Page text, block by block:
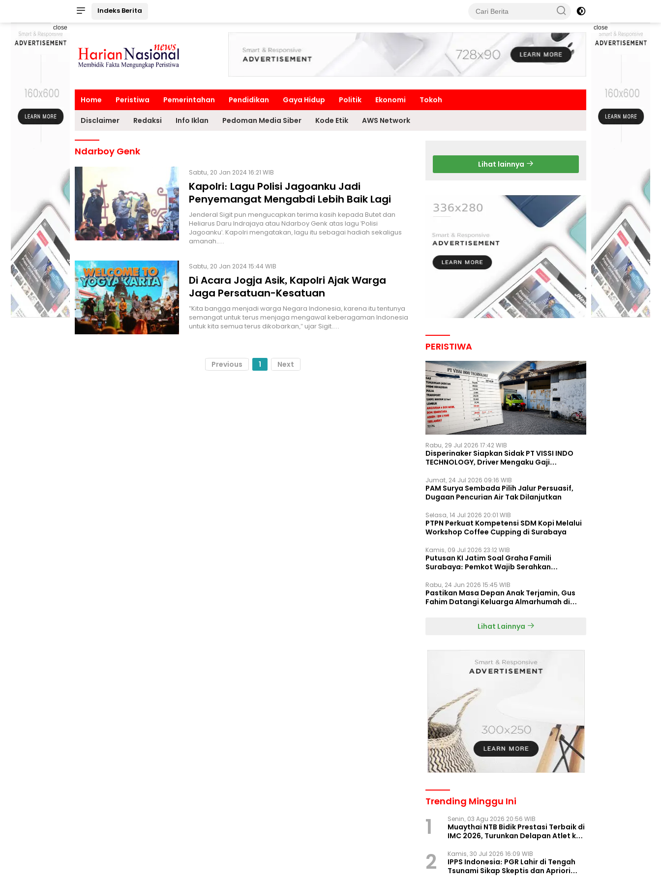
Indeks Berita
close close
Home Peristiwa Pemerintahan Pendidikan Gaya Hidup Politik Ekonomi Tokoh
Disclaimer Redaksi Info Iklan Pedoman Media Siber Kode Etik AWS Network
Ndarboy Genk
Sabtu, 20 Jan 2024 16:21 WIB
Kapolri: Lagu Polisi Jagoanku Jadi
Penyemangat Mengabdi Lebih Baik Lagi
Jenderal Sigit pun mengucapkan terima kasih kepada Butet dan
Heliarus Daru Indrajaya atau Ndarboy Genk atas lagu 'Polisi
Jagoanku'. Kapolri mengatakan, lagu itu sebagai hadiah sekaligus
amanah.…
Sabtu, 20 Jan 2024 15:44 WIB
Di Acara Jogja Asik, Kapolri Ajak Warga
Jaga Persatuan-Kesatuan
"Kita bangga menjadi warga Negara Indonesia, karena itu tentunya
semangat untuk terus menjaga mengawal keberagaman Indonesia
untuk kita semua terus dikobarkan," ujar Sigit.…
Previous 1 Next
Lihat lainnya
PERISTIWA
Rabu, 29 Jul 2026 17:42 WIB
Disperinaker Siapkan Sidak PT VISSI INDO
TECHNOLOGY, Driver Mengaku Gaji
Jumat, 24 Jul 2026 09:16 WIB
PAM Surya Sembada Pilih Jalur Persuasif,
Dugaan Pencurian Air Tak Dilanjutkan
Selasa, 14 Jul 2026 20:01 WIB
PTPN Perkuat Kompetensi SDM Kopi Melalui
Workshop Coffee Cupping di Surabaya
Kamis, 09 Jul 2026 23:12 WIB
Putusan KI Jatim Soal Graha Famili
Surabaya: Pemkot Wajib Serahkan
Rabu, 24 Jun 2026 15:45 WIB
Pastikan Masa Depan Anak Terjamin, Gus
Fahim Datangi Keluarga Almarhumah di
Lihat Lainnya
Trending Minggu Ini
1 Senin, 03 Agu 2026 20:56 WIB
Muaythai NTB Bidik Prestasi Terbaik di
IMC 2026, Turunkan Delapan Atlet ke
2 Kamis, 30 Jul 2026 16:09 WIB
IPPS Indonesia: PGR Lahir di Tengah
Tsunami Sikap Skeptis dan Apriori